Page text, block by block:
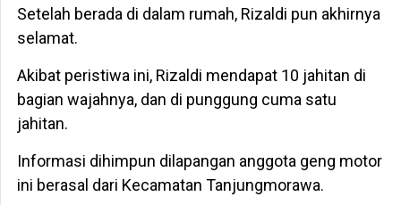
Setelah berada di dalam rumah, Rizaldi pun akhirnya
selamat.
Akibat peristiwa ini, Rizaldi mendapat 10 jahitan di
bagian wajahnya, dan di punggung cuma satu
jahitan.
Informasi dihimpun dilapangan anggota geng motor
ini berasal dari Kecamatan Tanjungmorawa.